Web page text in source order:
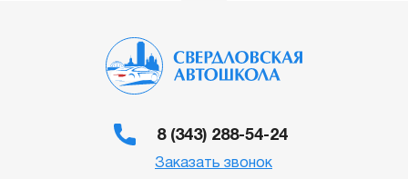
8 (343) 288-54-24
Заказать звонок